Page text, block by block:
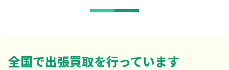
全国で出張買取を行っています